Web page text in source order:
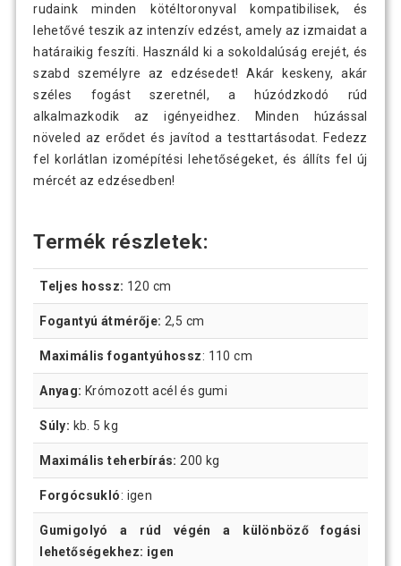
rudaink minden kötéltoronyval kompatibilisek, és
lehetővé teszik az intenzív edzést, amely az izmaidat a
határaikig feszíti. Használd ki a sokoldalúság erejét, és
szabd személyre az edzésedet! Akár keskeny, akár
széles fogást szeretnél, a húzódzkodó rúd
alkalmazkodik az igényeidhez. Minden húzással
növeled az erődet és javítod a testtartásodat. Fedezz
fel korlátlan izomépítési lehetőségeket, és állíts fel új
mércét az edzésedben!
Termék részletek:
Teljes hossz: 120 cm
Fogantyú átmérője: 2,5 cm
Maximális fogantyúhossz: 110 cm
Anyag: Krómozott acél és gumi
Súly: kb. 5 kg
Maximális teherbírás: 200 kg
Forgócsukló: igen
Gumigolyó a rúd végén a különböző fogási
lehetőségekhez: igen